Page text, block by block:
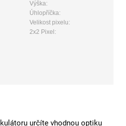
určíte vhodnou optiku